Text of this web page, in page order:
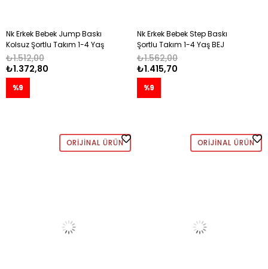
Nk Erkek Bebek Jump Baskı
Kolsuz Şortlu Takım 1-4 Yaş
SAX
₺1.372,80
₺1.512,00
%9
Nk Erkek Bebek Step Baskı
Şortlu Takım 1-4 Yaş BEJ
₺1.415,70
₺1.562,00
%9
ORIJINAL ÜRÜN ORIJINAL ÜRÜN